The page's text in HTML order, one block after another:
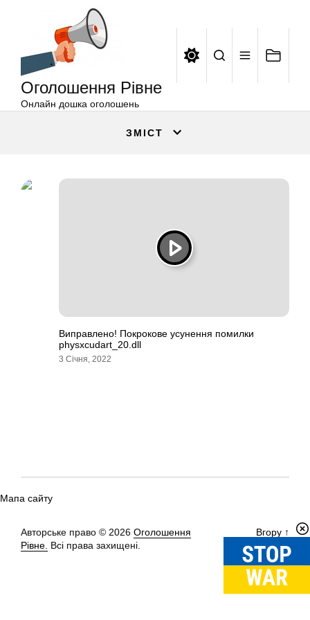
Оголошення Рівне
Онлайн дошка оголошень
ЗМІСТ
Виправлено! Покрокове усунення помилки
physxcudart_20.dll
3 Січня, 2022
Мапа сайту
Авторське право © 2026 Оголошення
Рівне. Всі права захищені.
Вгору ↑